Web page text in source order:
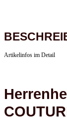
Artikelinfos im Detail